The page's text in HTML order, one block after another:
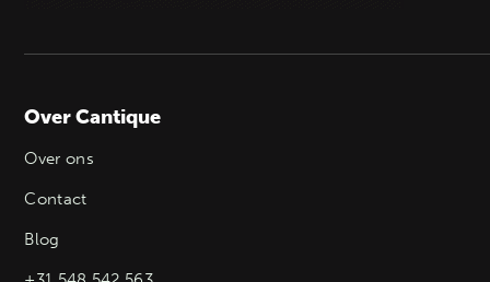
Over Cantique
Over ons
Contact
Blog